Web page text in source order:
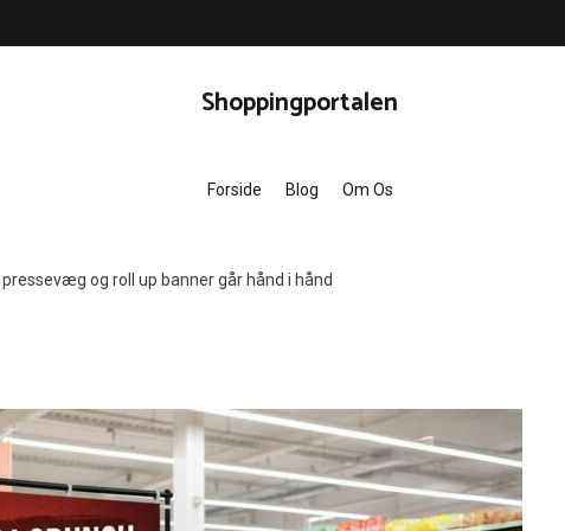
Shoppingportalen
Forside Blog Om Os
og roll up banner går hånd i hånd